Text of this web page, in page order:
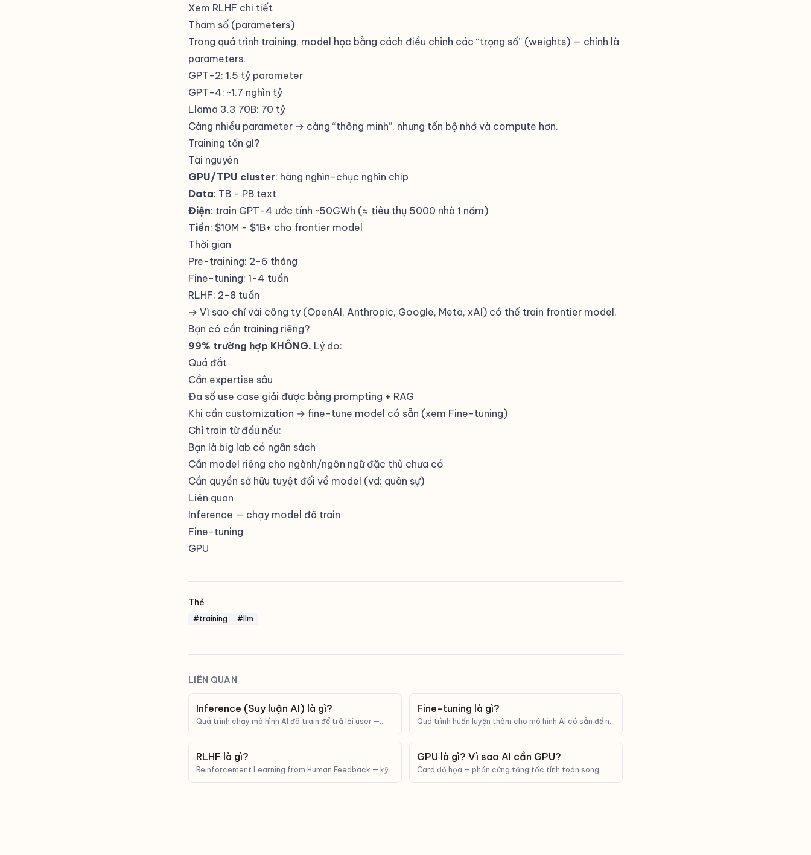
Xem RLHF chi tiết
Tham số (parameters)
Trong quá trình training, model học bằng cách điều chỉnh các “trọng số” (weights) — chính là
parameters.
GPT-2: 1.5 tỷ parameter
GPT-4: ~1.7 nghìn tỷ
Llama 3.3 70B: 70 tỷ
Càng nhiều parameter → càng “thông minh”, nhưng tốn bộ nhớ và compute hơn.
Training tốn gì?
Tài nguyên
GPU/TPU cluster: hàng nghìn-chục nghìn chip
Data: TB - PB text
Điện: train GPT-4 ước tính ~50GWh (≈ tiêu thụ 5000 nhà 1 năm)
Tiền: $10M - $1B+ cho frontier model
Thời gian
Pre-training: 2-6 tháng
Fine-tuning: 1-4 tuần
RLHF: 2-8 tuần
→ Vì sao chỉ vài công ty (OpenAI, Anthropic, Google, Meta, xAI) có thể train frontier model.
Bạn có cần training riêng?
99% trường hợp KHÔNG. Lý do:
Quá đắt
Cần expertise sâu
Đa số use case giải được bằng prompting + RAG
Khi cần customization → fine-tune model có sẵn (xem Fine-tuning)
Chỉ train từ đầu nếu:
Bạn là big lab có ngân sách
Cần model riêng cho ngành/ngôn ngữ đặc thù chưa có
Cần quyền sở hữu tuyệt đối về model (vd: quân sự)
Liên quan
Inference — chạy model đã train
Fine-tuning
GPU
Thẻ
#training #llm
LIÊN QUAN
Inference (Suy luận AI) là gì?
Quá trình chạy mô hình AI đã train để trả lời user —
Fine-tuning là gì?
Quá trình huấn luyện thêm cho mô hình AI có sẵn để nó
RLHF là gì?
Reinforcement Learning from Human Feedback — kỹ
GPU là gì? Vì sao AI cần GPU?
Card đồ họa — phần cứng tăng tốc tính toán song